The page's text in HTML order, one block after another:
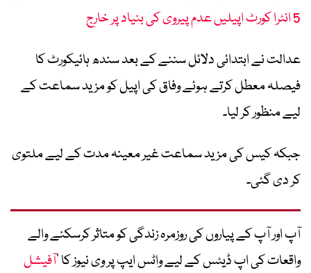
5 انٹرا کورٹ اپیلیں عدم پیروی کی بنیاد پر خارج
عدالت نے ابتدائی دلائل سننے کے بعد سندھ ہائیکورٹ کا
فیصلہ معطل کرتے ہوئے وفاق کی اپیل کو مزید سماعت کے
لیے منظور کر لیا۔
جبکہ کیس کی مزید سماعت غیر معینہ مدت کے لیے ملتوی
کر دی گئی۔
آپ اور آپ کے پیاروں کی روزمرہ زندگی کو متاثر کرسکنے والے
واقعات کی اپ ڈیٹس کے لیے واٹس ایپ پر وی نیوز کا ’آفیشل